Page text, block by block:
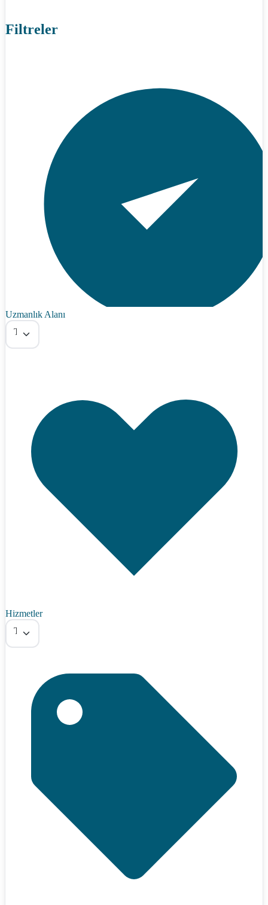
Filtreler
Uzmanlık Alanı
Tümü
Hizmetler
Tümü